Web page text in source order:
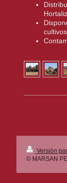
Versión
© MARSAN